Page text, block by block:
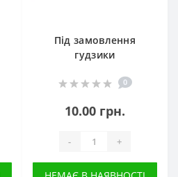
Під замовлення
гудзики
0
10.00 грн.
- +